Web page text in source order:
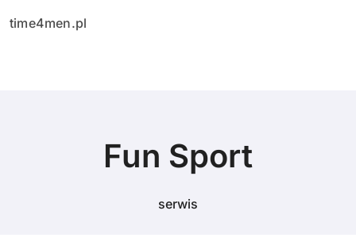
time4men.pl
Fun Sport
serwis